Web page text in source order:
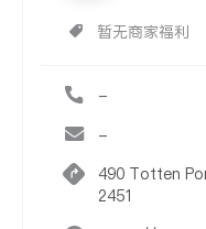
nce
暂无商家福利
-
-
490 Totten
2451